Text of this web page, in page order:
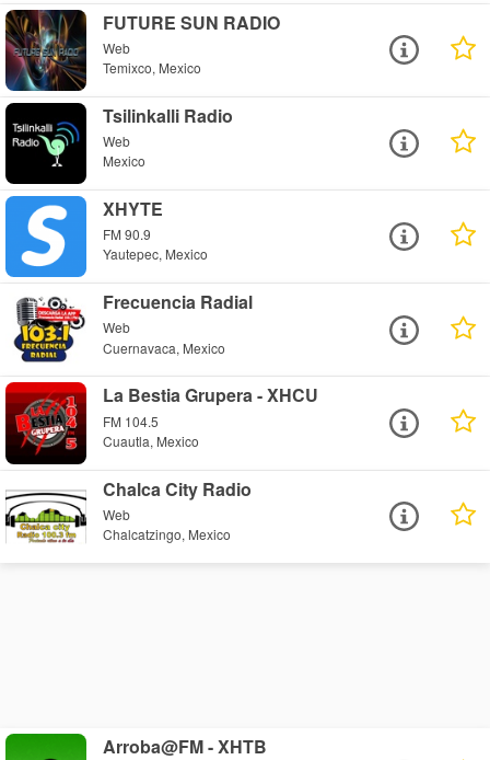
FUTURE SUN RADIO
Web
Temixco, Mexico
Tsilinkalli Radio
Web
Mexico
XHYTE
FM 90.9
Yautepec, Mexico
Frecuencia Radial
Web
Cuernavaca, Mexico
La Bestia Grupera - XHCU
FM 104.5
Cuautla, Mexico
Chalca City Radio
Web
Chalcatzingo, Mexico
Arroba@FM - XHTB